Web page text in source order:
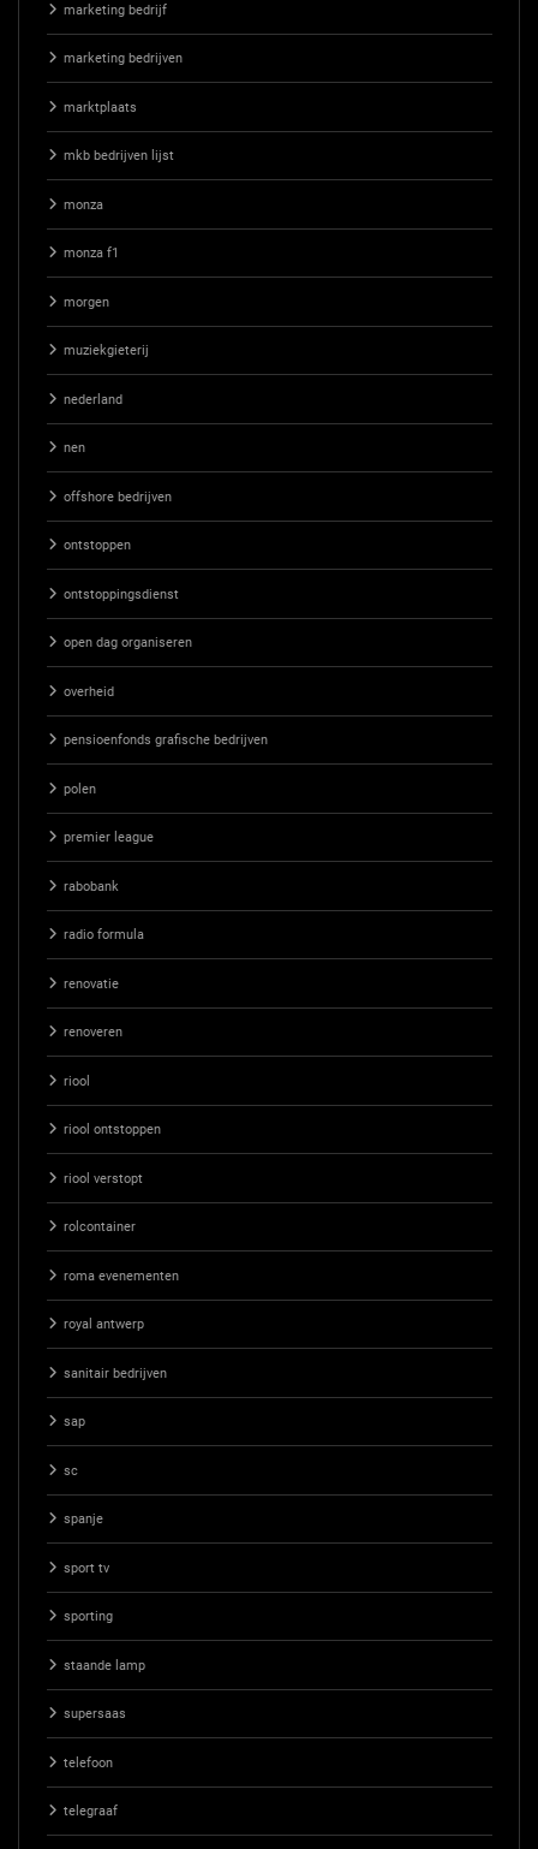
marketing bedrijf
marketing bedrijven
marktplaats
mkb bedrijven lijst
monza
monza f1
morgen
muziekgieterij
nederland
nen
offshore bedrijven
ontstoppen
ontstoppingsdienst
open dag organiseren
overheid
pensioenfonds grafische bedrijven
polen
premier league
rabobank
radio formula
renovatie
renoveren
riool
riool ontstoppen
riool verstopt
rolcontainer
roma evenementen
royal antwerp
sanitair bedrijven
sap
sc
spanje
sport tv
sporting
staande lamp
supersaas
telefoon
telegraaf